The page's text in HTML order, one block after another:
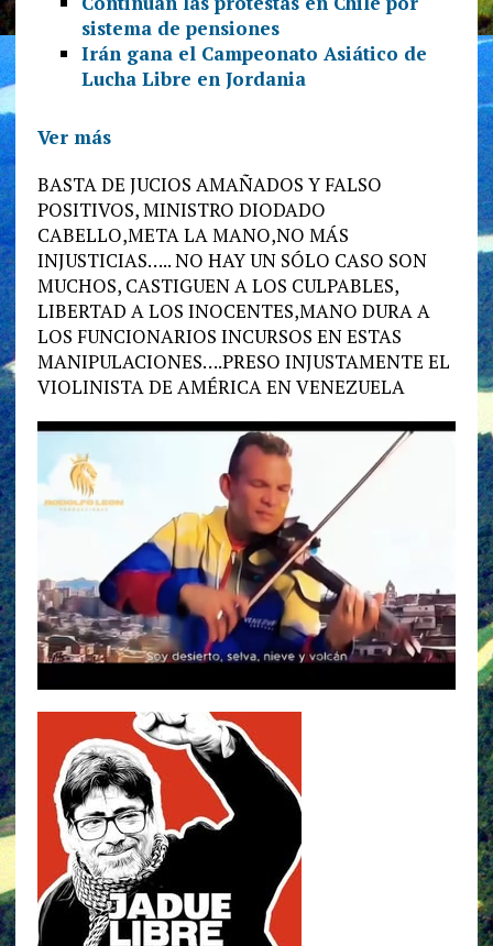
sistema de pensiones
Irán gana el Campeonato Asiático de
Lucha Libre en Jordania
Ver más
BASTA DE JUCIOS AMAÑADOS Y FALSO
POSITIVOS, MINISTRO DIODADO
CABELLO,META LA MANO,NO MÁS
INJUSTICIAS….. NO HAY UN SÓLO CASO SON
MUCHOS, CASTIGUEN A LOS CULPABLES,
LIBERTAD A LOS INOCENTES,MANO DURA A
LOS FUNCIONARIOS INCURSOS EN ESTAS
MANIPULACIONES….PRESO INJUSTAMENTE EL
VIOLINISTA DE AMÉRICA EN VENEZUELA